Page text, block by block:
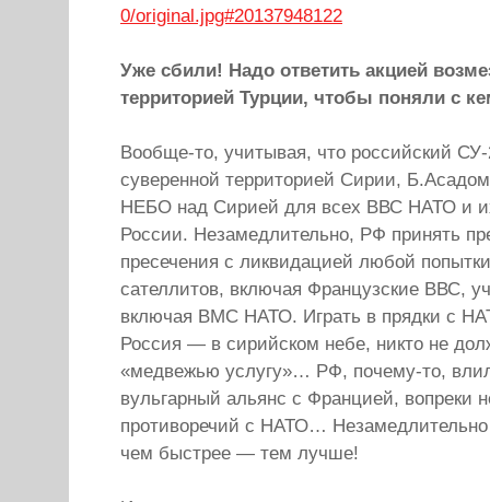
0/original.jpg#20137948122
Уже сбили! Надо ответить акцией
территорией Турции, чтобы поняли с
Вообще-то, учитывая, что российский
суверенной территорией Сирии,
НЕБО над Сирией для всех ВВС НАТО и
России. Незамедлительно, РФ принять
пресечения с ликвидацией любой
сателлитов, включая Французские ВВС,
включая ВМС НАТО. Играть в прядки с
Россия — в сирийском небе, никто не
«медвежью услугу»… РФ, почему-то,
вульгарный альянс с Францией, вопреки
противоречий с НАТО…
чем быстрее — тем лучше!